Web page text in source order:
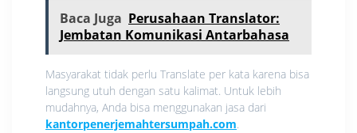
Baca Juga Perusahaan Translator:
Jembatan Komunikasi Antarbahasa
Masyarakat tidak perlu Translate per kata karena bisa
langsung utuh dengan satu kalimat. Untuk lebih
mudahnya, Anda bisa menggunakan jasa dari
kantorpenerjemahtersumpah.com.